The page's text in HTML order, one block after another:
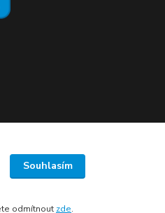
2026 kalMmach s.r.o.
Souhlasím
odmítnout zde.